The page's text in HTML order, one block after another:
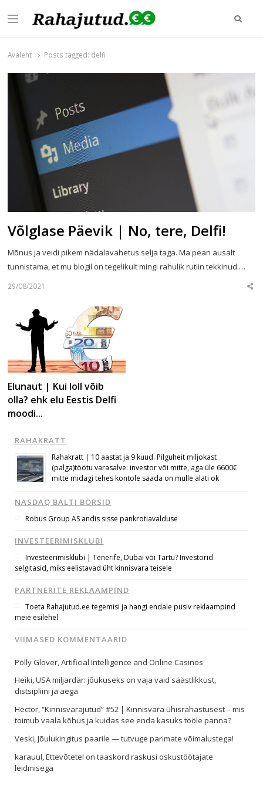
Menu Otsi
Avaleht Posts tagged: delfi
Võlglase Päevik | No, tere, Delfi!
Mõnus ja veidi pikem nädalavahetus selja taga. Ma pean ausalt
tunnistama, et mu blogil on tegelikult mingi rahulik rutiin tekkinud.…
29/08/2021
Elunaut | Kui loll võib
olla? ehk elu Eestis Delfi
moodi…
RAHAKRATT
Rahakratt | 10 aastat ja 9 kuud. Pilguheit miljokast
(palga)töötu varasalve: investor või mitte, aga üle 6600€
mitte midagi tehes kontole saada on mulle alati ok
NASDAQ BALTI BÖRSID
Robus Group AS andis sisse pankrotiavalduse
INVESTEERIMISKLUBI
Investeerimisklubi | Tenerife, Dubai või Tartu? Investorid
selgitasid, miks eelistavad üht kinnisvara teisele
PARTNERITE REKLAAMPIND
Toeta Rahajutud.ee tegemisi ja hangi endale püsiv reklaampind
meie esilehel
VIIMASED KOMMENTAARID
Polly Glover,Artificial Intelligence and Online Casinos
Heiki,USA miljardär: jõukuseks on vaja vaid säästlikkust,
distsipliini ja aega
Hector,“Kinnisvarajutud” #52 | Kinnisvara ühisrahastusest – mis
toimub vaala kõhus ja kuidas see enda kasuks tööle panna?
Veski,Jõulukingitus paarile — tutvuge parimate võimalustega!
karauul ,Ettevõtetel on taaskord raskusi oskustöötajate
leidmisega